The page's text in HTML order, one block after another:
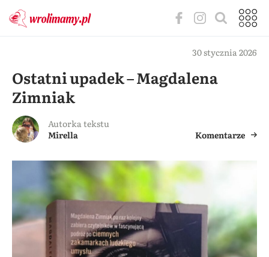
30 stycznia 2026
Ostatni upadek – Magdalena
Zimniak
Autorka tekstu
Mirella
Komentarze